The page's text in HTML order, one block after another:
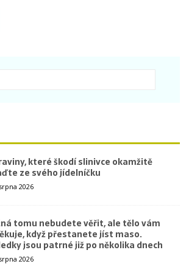
které škodí slinivce okamžitě
ze svého jídelníčku
2026
tomu nebudete věřit, ale tělo vám
když přestanete jíst maso.
jsou patrné již po několika dnech
2026